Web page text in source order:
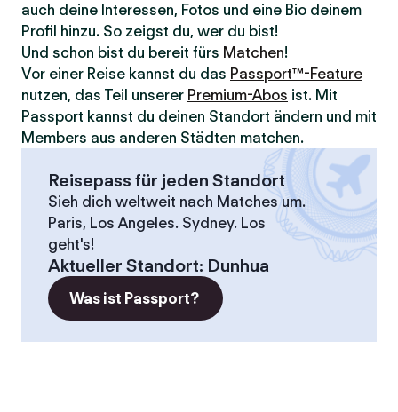
auch deine Interessen, Fotos und eine Bio deinem
Profil hinzu. So zeigst du, wer du bist!
Und schon bist du bereit fürs Matchen!
Vor einer Reise kannst du das Passport™-Feature
nutzen, das Teil unserer Premium-Abos ist. Mit
Passport kannst du deinen Standort ändern und mit
Members aus anderen Städten matchen.
Reisepass für jeden Standort
Sieh dich weltweit nach Matches um.
Paris, Los Angeles. Sydney. Los
geht's!
Aktueller Standort: Dunhua
Was ist Passport?